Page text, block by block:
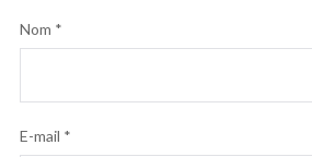
Nom *
E-mail *